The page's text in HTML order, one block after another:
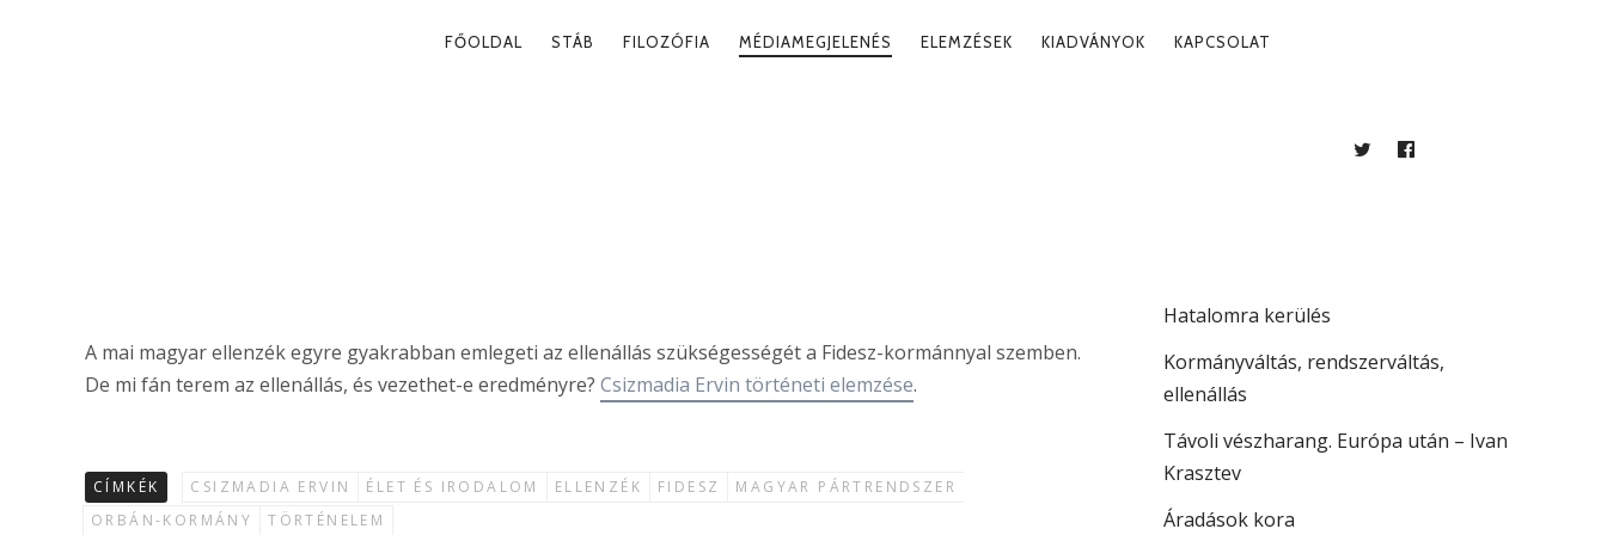
PRIMARY
FŐOLDAL STÁB FILOZÓFIA MÉDIAMEGJELENÉS ELEMZÉSEK KIADVÁNYOK KAPCSOLAT
TWITTERFACEBOOK
A mai magyar ellenzék egyre gyakrabban emlegeti az ellenállás szükségességét a Fidesz-kormánnyal szemben.
De mi fán terem az ellenállás, és vezethet-e eredményre? Csizmadia Ervin történeti elemzése.
CÍMKÉK CSIZMADIA ERVIN ÉLET ÉS IRODALOM ELLENZÉK FIDESZ
MAGYAR PÁRTRENDSZER
ORBÁN-KORMÁNY
TÖRTÉNELEM
Hatalomra kerülés
Kormányváltás, rendszerváltás,
ellenállás
Távoli vészharang. Európa után – Ivan
Krasztev
Áradások kora